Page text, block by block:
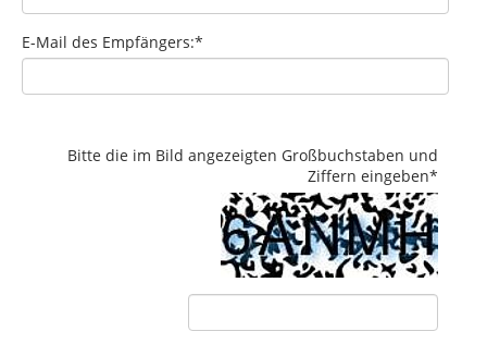
E-Mail des Empfängers:*
Bitte die im Bild angezeigten Großbuchstaben und
Ziffern eingeben*